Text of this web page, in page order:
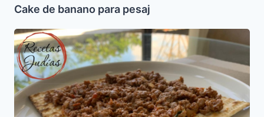
Cake de banano para pesaj
Lajmayin
de
Matza